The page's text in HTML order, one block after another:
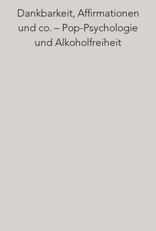
Dankbarkeit, Affirmationen
und co. – Pop-Psychologie
und Alkoholfreiheit